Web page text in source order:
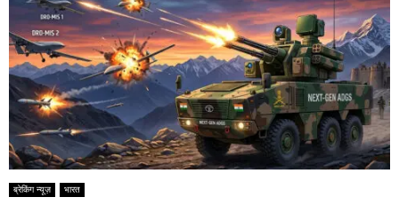
ब्रेकिंग न्यूज़ भारत